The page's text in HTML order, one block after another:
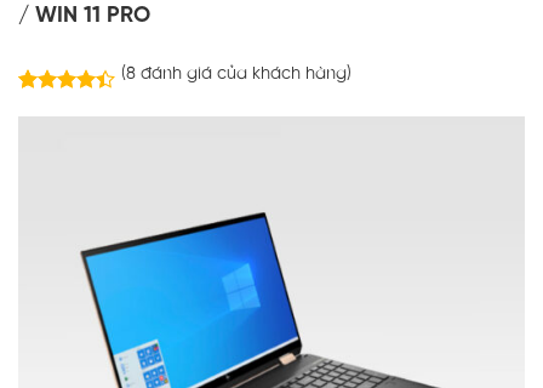
/ WIN 11 PRO
(8đánh giá của khách hàng)